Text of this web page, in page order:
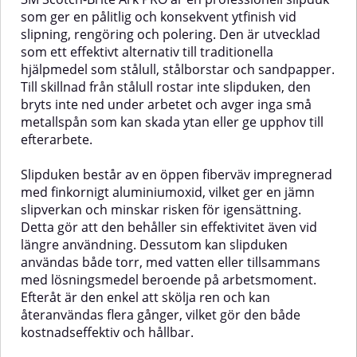
kan även användas för att slipa
ytor utan att lämna synliga repor.
Tack vare sin flexibilitet och
följsamhet fungerar slipduken
utmärkt på runda former, profiler
och svåråtkomliga detaljer, där
andra slipmaterial ofta har svårt
att nå.Materialet är tillverkat i
non-woven-struktur som
säkerställer ett konsekvent
resultat under hela produktens
återanvändbar och ger samma
höga kvalitet vid varje
användningstillfälle.✅ Fördelar
med Scotch-Brite slipduk
GråFöljsam och flexibel – perfekt
för profiler och runda
ytorUltrafin struktur – polerar
och slipar utan att lämna
reporSlitstark och lång livslängd –
kan användas om och om
igenMångsidig – fungerar för
både slipning och
envisa beläggningar – utan att
skada underlaget.✅ Fördelar med
Scotch-Brite Skurnylon
GrönFlexibel och följsam – följer
profiler, kanter och ojämna
ytorEffektiv rengöring av hårda
och smutsiga ytorSlitstark
struktur med lång livslängdLätt
att skölja ur och
återanvändaMotstår
av verktyg, maskiner och
industriella ytorBorttagning av
rost, oxidation och envis
smutsFörberedelse av ytor inför
målning, lackering eller
limningRengöring av grillar, ugnar
och andra metalliska ytor
som ger en pålitlig och konsekvent ytfinish vid
slipning, rengöring och polering. Den är utvecklad
som ett effektivt alternativ till traditionella
hjälpmedel som stålull, stålborstar och sandpapper.
Till skillnad från stålull rostar inte slipduken, den
bryts inte ned under arbetet och avger inga små
metallspån som kan skada ytan eller ge upphov till
efterarbete.
Slipduken består av en öppen fiberväv impregnerad
med finkornigt aluminiumoxid, vilket ger en jämn
slipverkan och minskar risken för igensättning.
Detta gör att den behåller sin effektivitet även vid
längre användning. Dessutom kan slipduken
användas både torr, med vatten eller tillsammans
med lösningsmedel beroende på arbetsmoment.
Efteråt är den enkel att skölja ren och kan
återanvändas flera gånger, vilket gör den både
kostnadseffektiv och hållbar.